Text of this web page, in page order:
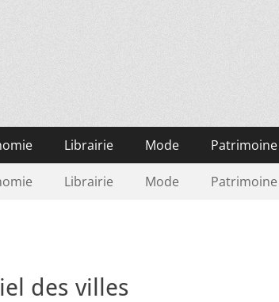
Librairie Mode Patrimoine
Librairie Mode Patrimoine
des villes